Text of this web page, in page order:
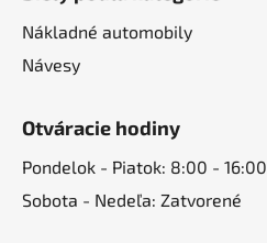
Nákladné automobily
Návesy
Otváracie hodiny
Pondelok - Piatok: 8:00 - 16:00
Sobota - Nedeľa: Zatvorené